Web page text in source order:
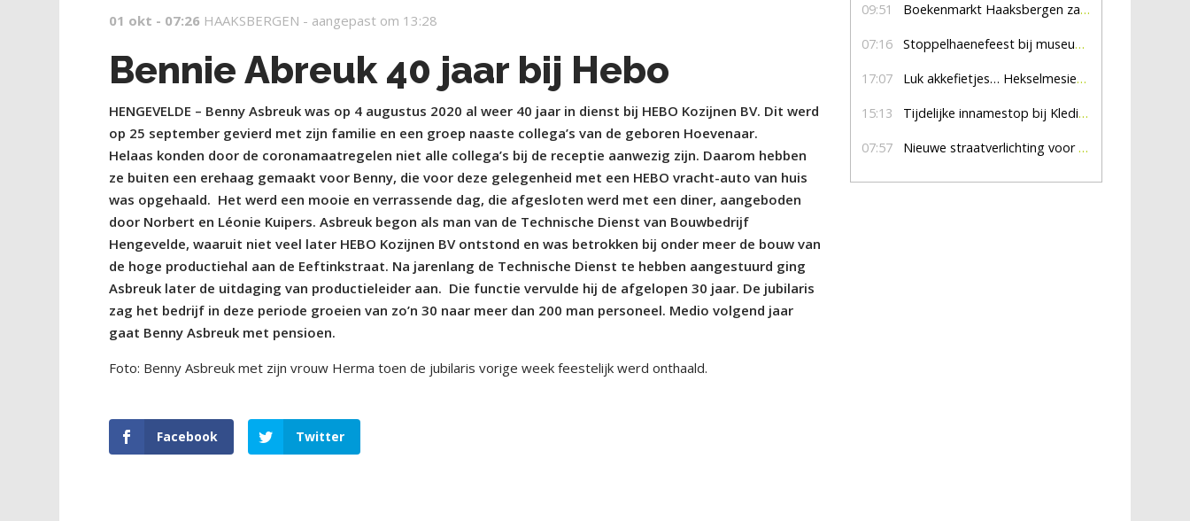
01 okt - 07:26 HAAKSBERGEN - aangepast om 13:28
Bennie Abreuk 40 jaar bij Hebo
HENGEVELDE – Benny Asbreuk was op 4 augustus 2020 al weer 40 jaar in dienst bij HEBO Kozijnen BV. Dit werd
op 25 september gevierd met zijn familie en een groep naaste collega’s van de geboren Hoevenaar.
Helaas konden door de coronamaatregelen niet alle collega’s bij de receptie aanwezig zijn. Daarom hebben
ze buiten een erehaag gemaakt voor Benny, die voor deze gelegenheid met een HEBO vracht-auto van huis
was opgehaald. Het werd een mooie en verrassende dag, die afgesloten werd met een diner, aangeboden
door Norbert en Léonie Kuipers. Asbreuk begon als man van de Technische Dienst van Bouwbedrijf
Hengevelde, waaruit niet veel later HEBO Kozijnen BV ontstond en was betrokken bij onder meer de bouw van
de hoge productiehal aan de Eeftinkstraat. Na jarenlang de Technische Dienst te hebben aangestuurd ging
Asbreuk later de uitdaging van productieleider aan. Die functie vervulde hij de afgelopen 30 jaar. De jubilaris
zag het bedrijf in deze periode groeien van zo’n 30 naar meer dan 200 man personeel. Medio volgend jaar
gaat Benny Asbreuk met pensioen.
Foto: Benny Asbreuk met zijn vrouw Herma toen de jubilaris vorige week feestelijk werd onthaald.
Facebook Twitter
09:51 Boekenmarkt Haaksbergen zaterdag 8 augustus, marktplein Haaksbergen
07:16 Stoppelhaenefeest bij museum De Lebbenbrugge
17:07 Luk akkefietjes… HekselmesienHarry
15:13 Tijdelijke innamestop bij Kledingbank Stefania
07:57 Nieuwe straatverlichting voor De Veldmaat en De Pas